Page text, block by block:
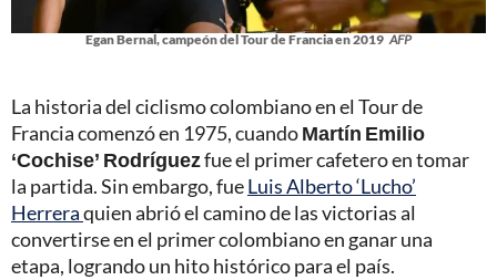
Egan Bernal, campeón del Tour de Francia en 2019 AFP
La historia del ciclismo colombiano en el Tour de
Francia comenzó en 1975, cuandoMartín Emilio
‘Cochise’ Rodríguezfue el primer cafetero en tomar
la partida. Sin embargo, fueLuis Alberto ‘Lucho’
Herreraquien abrió el camino de las victorias al
convertirse en el primer colombiano en ganar una
etapa, logrando un hito histórico para el país.